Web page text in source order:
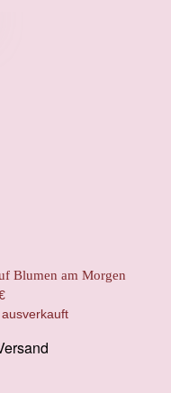
Blumen am Morgen